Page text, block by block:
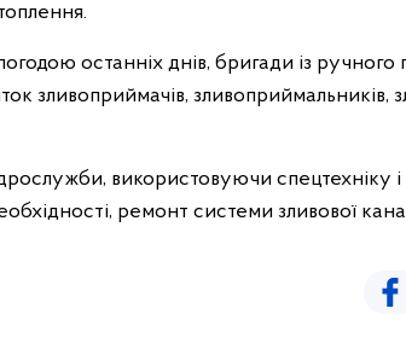
останніх днів, бригади із
зливоприймачів, зливоприймальників,
використовуючи спецтехніку
ремонт системи зливової